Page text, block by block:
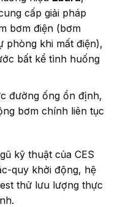
cấp giải pháp
bơm điện (bơm
phòng khi mất điện),
bất kể tình huống
đường ống ổn định,
bơm chính liên tục
kỹ thuật của CES
quy khởi động, hệ
thử lưu lượng thực